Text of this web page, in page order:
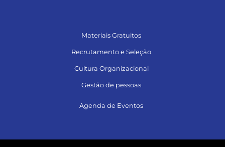
Materiais Gratuitos
Recrutamento e Seleção
Cultura Organizacional
Gestão de pessoas
Agenda de Eventos